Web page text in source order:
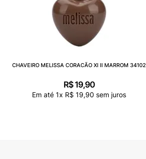
CHAVEIRO MELISSA CORACÃO XI II MARROM 34102
R$ 19,90
Em até 1x R$ 19,90 sem juros